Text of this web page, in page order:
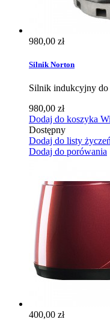
980,00 zł
Silnik Norton
Silnik indukcyjny
980,00 zł
Dodaj do koszyka
Dostępny
Dodaj do listy życzeń
Dodaj do porówania
400,00 zł